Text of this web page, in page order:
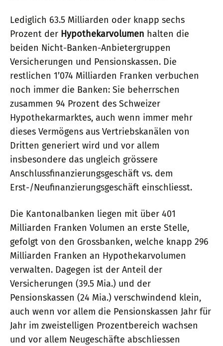
Lediglich 63.5 Milliarden oder knapp sechs
Prozent der Hypothekarvolumen halten die
beiden Nicht-Banken-Anbietergruppen
Versicherungen und Pensionskassen. Die
restlichen 1’074 Milliarden Franken verbuchen
noch immer die Banken: Sie beherrschen
zusammen 94 Prozent des Schweizer
Hypothekarmarktes, auch wenn immer mehr
dieses Vermögens aus Vertriebskanälen von
Dritten generiert wird und vor allem
insbesondere das ungleich grössere
Anschlussfinanzierungsgeschäft vs. dem
Erst-/Neufinanzierungsgeschäft einschliesst.
Die Kantonalbanken liegen mit über 401
Milliarden Franken Volumen an erste Stelle,
gefolgt von den Grossbanken, welche knapp 296
Milliarden Franken an Hypothekarvolumen
verwalten. Dagegen ist der Anteil der
Versicherungen (39.5 Mia.) und der
Pensionskassen (24 Mia.) verschwindend klein,
auch wenn vor allem die Pensionskassen Jahr für
Jahr im zweistelligen Prozentbereich wachsen
und vor allem Neugeschäfte abschliessen